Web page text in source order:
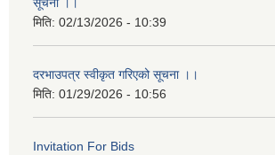
सूचना ।।
मिति: 02/13/2026 - 10:39
दरभाउपत्र स्वीकृत गरिएको सूचना ।।
मिति: 01/29/2026 - 10:56
Invitation For Bids